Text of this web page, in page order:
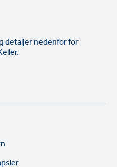
detaljer nedenfor for